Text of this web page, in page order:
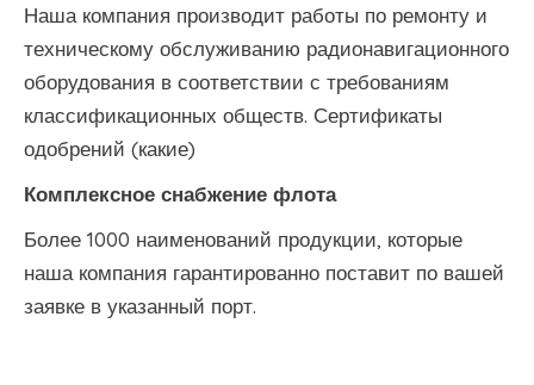
Наша компания производит работы по ремонту и
техническому обслуживанию радионавигационного
оборудования в соответствии с требованиям
классификационных обществ. Сертификаты
одобрений (какие)
Комплексное снабжение флота
Более 1000 наименований продукции, которые
наша компания гарантированно поставит по вашей
заявке в указанный порт.